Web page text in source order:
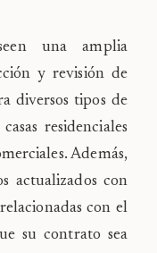
una amplia
y revisión de
diversos tipos de
residenciales
Además,
actualizados con
con el
su contrato sea